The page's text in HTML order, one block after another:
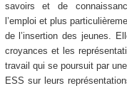
savoirs et de
l’emploi et plus
de l’insertion des jeunes.
croyances et les
travail qui se poursuit par
ESS sur leurs